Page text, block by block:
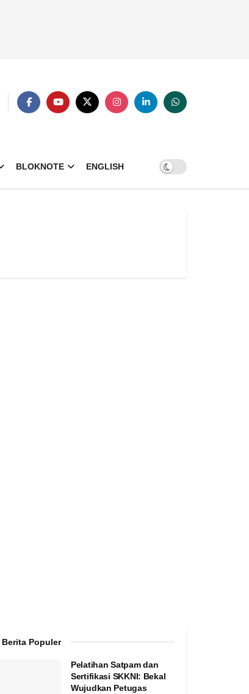
BLOKNOTE ENGLISH
Berita Populer
Pelatihan Satpam dan
Sertifikasi SKKNI: Bekal
Wujudkan Petugas